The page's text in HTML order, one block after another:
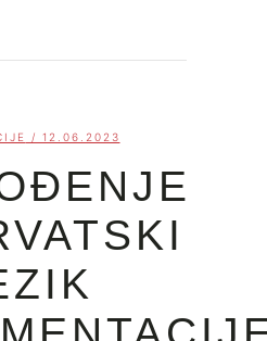
/ 12.06.2023